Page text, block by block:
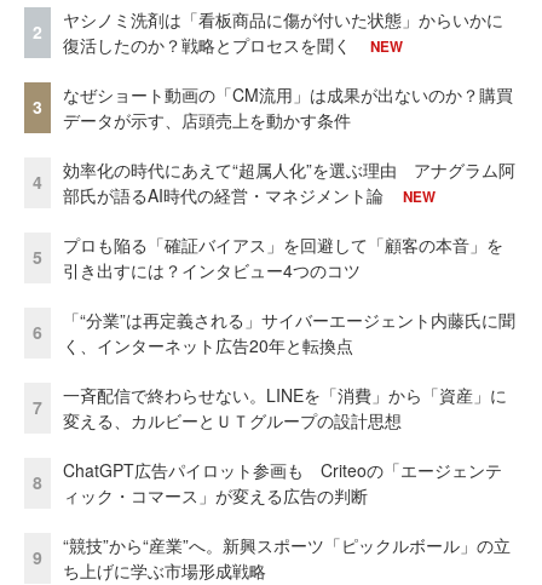
2
ヤシノミ洗剤は「看板商品に傷が付いた状態」からいかに
復活したのか？戦略とプロセスを聞く
NEW
3
なぜショート動画の「CM流用」は成果が出ないのか？購買
データが示す、店頭売上を動かす条件
4
効率化の時代にあえて“超属人化”を選ぶ理由 アナグラム阿
部氏が語るAI時代の経営・マネジメント論
NEW
5
プロも陥る「確証バイアス」を回避して「顧客の本音」を
引き出すには？インタビュー4つのコツ
6
「“分業”は再定義される」サイバーエージェント内藤氏に聞
く、インターネット広告20年と転換点
7
一斉配信で終わらせない。LINEを「消費」から「資産」に
変える、カルビーとＵＴグループの設計思想
8
ChatGPT広告パイロット参画も Criteoの「エージェンテ
ィック・コマース」が変える広告の判断
9
“競技”から“産業”へ。新興スポーツ「ピックルボール」の立
ち上げに学ぶ市場形成戦略